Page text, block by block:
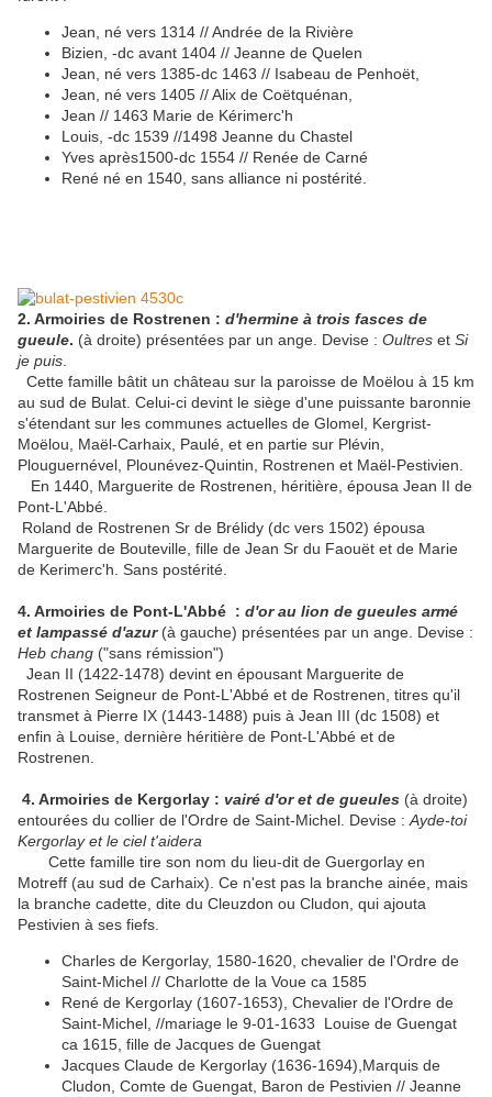
Jean, né vers 1314 // Andrée de la Rivière
Bizien, -dc avant 1404 // Jeanne de Quelen
Jean, né vers 1385-dc 1463 // Isabeau de Penhoët,
Jean, né vers 1405 // Alix de Coëtquénan,
Jean // 1463 Marie de Kérimerc'h
Louis, -dc 1539 //1498 Jeanne du Chastel
Yves après1500-dc 1554 // Renée de Carné
René né en 1540, sans alliance ni postérité.
2. Armoiries de Rostrenen : d'hermine à trois fasces de
gueule. (à droite) présentées par un ange. Devise : Oultres et Si
je puis
Cette famille bâtit un château sur la paroisse de Moëlou à 15 km
au sud de Bulat. Celui-ci devint le siège d'une puissante baronnie
s'étendant sur les communes actuelles de Glomel, Kergrist-
Moëlou, Maël-Carhaix, Paulé, et en partie sur Plévin,
Plouguernével, Plounévez-Quintin, Rostrenen et Maël-Pestivien.
En 1440, Marguerite de Rostrenen, héritière, épousa Jean II de
Pont-L'Abbé.
Roland de Rostrenen Sr de Brélidy (dc vers 1502) épousa
Marguerite de Bouteville, fille de Jean Sr du Faouët et de Marie
de Kerimerc'h. Sans postérité.
4. Armoiries de Pont-L'Abbé : d'or au lion de gueules armé
et lampassé d'azur (à gauche) présentées par un ange. Devise :
Heb chang ("sans rémission")
Jean II (1422-1478) devint en épousant Marguerite de
Rostrenen Seigneur de Pont-L'Abbé et de Rostrenen, titres qu'il
transmet à Pierre IX (1443-1488) puis à Jean III (dc 1508) et
enfin à Louise, dernière héritière de Pont-L'Abbé et de
Rostrenen.
4. Armoiries de Kergorlay : vairé d'or et de gueules (à droite)
entourées du collier de l'Ordre de Saint-Michel. Devise : Ayde-toi
Kergorlay et le ciel t'aidera
Cette famille tire son nom du lieu-dit de Guergorlay en
Motreff (au sud de Carhaix). Ce n'est pas la branche ainée, mais
la branche cadette, dite du Cleuzdon ou Cludon, qui ajouta
Pestivien à ses fiefs.
Charles de Kergorlay, 1580-1620, chevalier de l'Ordre de
Saint-Michel // Charlotte de la Voue ca 1585
René de Kergorlay (1607-1653), Chevalier de l'Ordre de
Saint-Michel, //mariage le 9-01-1633 Louise de Guengat
ca 1615, fille de Jacques de Guengat
Jacques Claude de Kergorlay (1636-1694),Marquis de
Cludon, Comte de Guengat, Baron de Pestivien // Jeanne